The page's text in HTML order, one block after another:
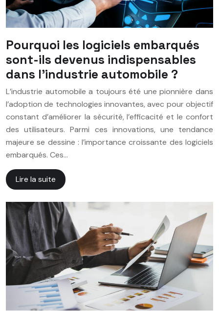
Pourquoi les logiciels embarqués
sont-ils devenus indispensables
dans l’industrie automobile ?
L’industrie automobile a toujours été une pionnière dans
l’adoption de technologies innovantes, avec pour objectif
constant d’améliorer la sécurité, l’efficacité et le confort
des utilisateurs. Parmi ces innovations, une tendance
majeure se dessine : l’importance croissante des logiciels
embarqués. Ces…
Lire la suite